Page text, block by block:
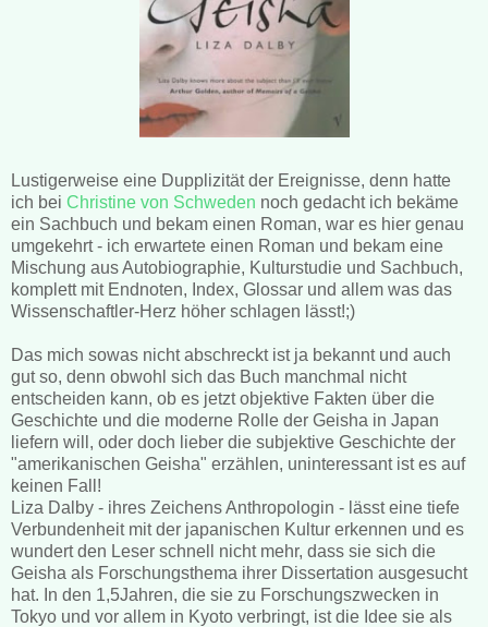
Lustigerweise eine Dupplizität der Ereignisse, denn hatte
ich bei Christine von Schweden noch gedacht ich bekäme
ein Sachbuch und bekam einen Roman, war es hier genau
umgekehrt - ich erwartete einen Roman und bekam eine
Mischung aus Autobiographie, Kulturstudie und Sachbuch,
komplett mit Endnoten, Index, Glossar und allem was das
Wissenschaftler-Herz höher schlagen lässt!;)
Das mich sowas nicht abschreckt ist ja bekannt und auch
gut so, denn obwohl sich das Buch manchmal nicht
entscheiden kann, ob es jetzt objektive Fakten über die
Geschichte und die moderne Rolle der Geisha in Japan
liefern will, oder doch lieber die subjektive Geschichte der
"amerikanischen Geisha" erzählen, uninteressant ist es auf
keinen Fall!
Liza Dalby - ihres Zeichens Anthropologin - lässt eine tiefe
Verbundenheit mit der japanischen Kultur erkennen und es
wundert den Leser schnell nicht mehr, dass sie sich die
Geisha als Forschungsthema ihrer Dissertation ausgesucht
hat. In den 1,5Jahren, die sie zu Forschungszwecken in
Tokyo und vor allem in Kyoto verbringt, ist die Idee sie als